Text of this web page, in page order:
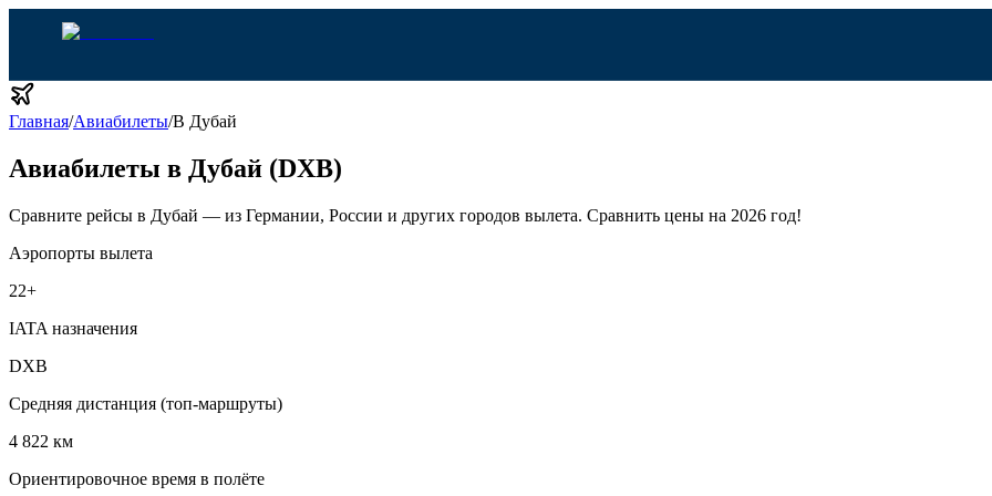
Главная/Авиабилеты/В Дубай
Авиабилеты в Дубай (DXB)
Сравните рейсы в Дубай — из Германии, России и других городов вылета. Сравнить цены на 2026 год!
Аэропорты вылета
22+
IATA назначения
DXB
Средняя дистанция (топ-маршруты)
4 822 км
Ориентировочное время в полёте